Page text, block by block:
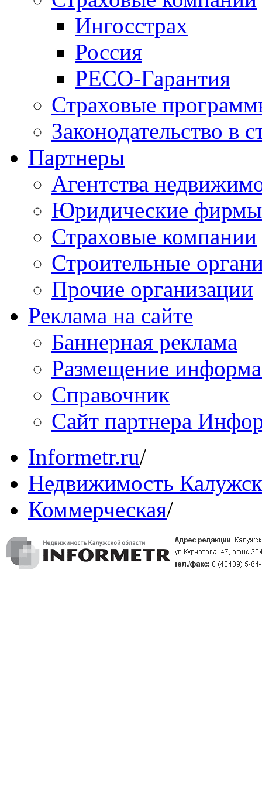
Ингосстрах
Россия
РЕСО-Гарантия
Страховые
Законодательство в
Партнеры
Агентства
Юридические фирмы
Страховые компании
Строительные
Прочие организации
Реклама на сайте
Баннерная реклама
Размещение
Справочник
Сайт партнера
Informetr.ru/
Недвижимость
Коммерческая/